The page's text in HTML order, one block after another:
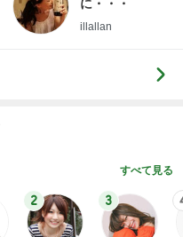
に・・・
illallan
すべて見る
2 3